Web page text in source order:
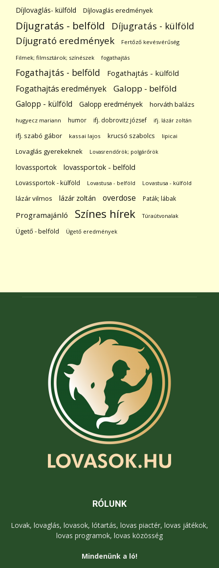
Díjlovaglás- külföld
Díjlovaglás eredmények
Díjugratás - belföld Díjugratás - külföld
Díjugrató eredmények Fertőző kevésvérűség
Filmek; filmsztárok; színészek fogathajtás
Fogathajtás - belföld Fogathajtás - külföld
Fogathajtás eredmények Galopp - belföld
Galopp - külföld Galopp eredmények horváth balázs
hugyecz mariann humor ifj. dobrovitz józsef ifj. lázár zoltán
ifj. szabó gábor kassai lajos krucsó szabolcs lipicai
Lovaglás gyerekeknek Lovasrendőrök; polgárőrök
lovassportok lovassportok - belföld
Lovassportok - külföld Lovastusa - belföld Lovastusa - külföld
lázár vilmos lázár zoltán overdose Paták; lábak
Programajánló Színes hírek Túraútvonalak
Ügető - belföld Ügető eredmények
RÓLUNK
Lovak, lovaglás, lovasok, lótartás, lovas piactér, lovas játékok,
lovas programok, lovas közösség
Mindenünk a ló!